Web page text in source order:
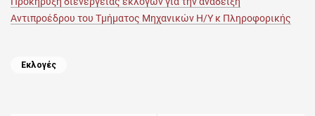
Αντιπροέδρου του Τμήματος Μηχανικών Η/Υ κ Πληροφορικής
Categories
Εκλογές